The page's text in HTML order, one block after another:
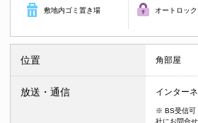
敷地内ゴミ置き場 オートロック
位置 角部屋
放送・通信 インター
※ BS受信可
社にお問合せ